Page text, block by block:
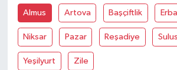
Almus Artova Başçiftlik
Niksar Pazar Reşadiye
Yeşilyurt Zile